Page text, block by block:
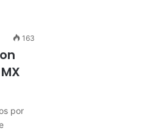
163
por